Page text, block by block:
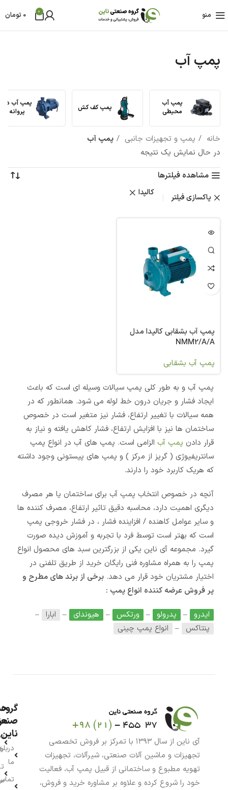
منو 0
0 تومان
پمپ آب
پمپ آب
محیطی
پمپ کف کش
پمپ آب دو
پروانه
خانه پمپ و تجهیزات جانبی
پمپ آب
در حال نمایش یک نتیجه
مشاهده فیلترها
پاکسازی فیلتر کالپدا
پمپ آب بشقابی کالپدا مدل
NMM2/A/A
پمپ آب بشقابی
پمپ آب و به طور کلی پمپ سیالات وسیله ای است که باعث
ایجاد فشار و جریان درون خط لوله می شود. همانطور که در
همه سیالات با تغییر ارتفاع، فشار نیز متغیر است در خصوص
ساختمان ها نیز با افزایش ارتفاع، فشار کاهش یافته و نیاز به
قرار دادن پمپ آب الزامی است. پمپ های آب در انواع پمپ
سانتریفیوژی ( گریز از مرکز ) و پمپ های پیستونی وجود داشته
که هریک کاربرد خود را دارند.
آنچه در خصوص انتخاب پمپ آب برای ساختمان یا هر مصرف
دیگری اهمیت دارد، محاسبه دقیق تاثیر ارتفاع، مصرف کننده ها
و سایر عوامل کاهنده / افزاینده فشار ، در فشار خروجی پمپ
است که بهتر است توسط فرد با تجربه و آموزش دیده صورت
گیرد. مجموعه آی ناین یکی از بزرگترین سبد های محصول انواع
پمپ را به همراه مشاوره فنی رایگان خرید از طریق تلفنی در
اختیار مشتریان خود قرار می دهد. برخی از برند های مطرح و
پر فروش عرضه کننده انواع پمپ :
ایدرو – پدرولو – ورتکس – هیوندای – ابارا –
پنتاکس
– انواع پمپ چینی
آی ناین از سال ۱۳۹۳ با تمرکز بر فروش تخصصی
تجهیزات و ماشین آلات صنعتی، شیرآلات، تجهیزات
تهویه مطبوع و ساختمانی از قبیل پمپ آب، فعالیت
خود را شروع کرده و علاوه بر مشاوره خرید و فروش،
گروه
ناین
ما